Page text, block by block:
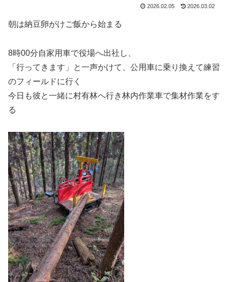
2026.02.05 2026.03.02
朝は納豆卵がけご飯から始まる
8時00分自家用車で役場へ出社し、
「行ってきます」と一声かけて、公用車に乗り換えて練習
のフィールドに行く
今日も彼と一緒に村有林へ行き林内作業車で集材作業をす
る